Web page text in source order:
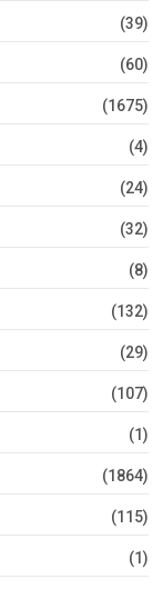
(39)
(60)
(1675)
(4)
(24)
(32)
(8)
(132)
(29)
(107)
(1)
(1864)
(115)
(1)